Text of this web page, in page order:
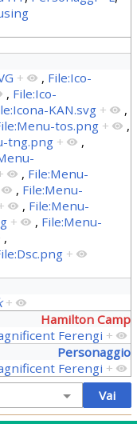
+ , File:Ico-
, File:Ico-
KAN.svg +
,
tos.png +
,
tng.png +
,
, File:Menu-
, File:Menu-
, File:Menu-
+ , File:Menu-
,
+
+
Hamilton Camp
Ferengi +
Personaggio
Ferengi +